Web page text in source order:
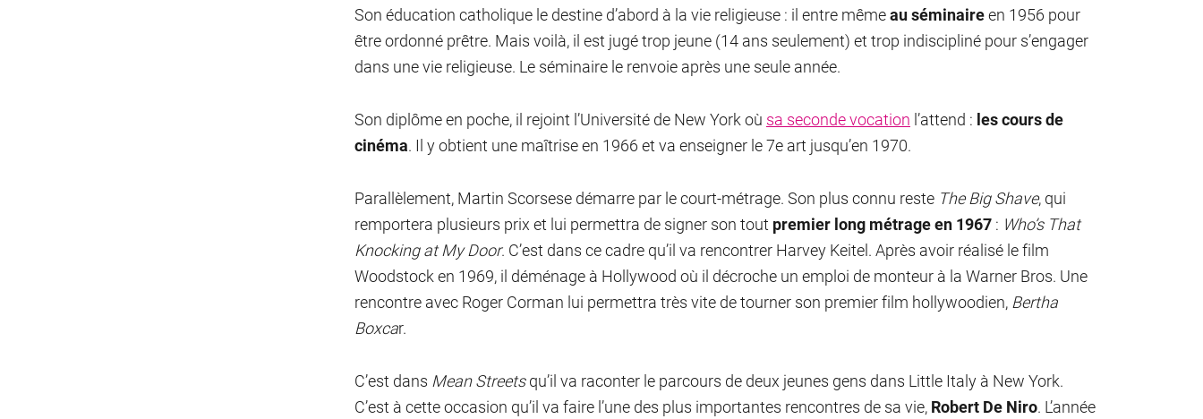
Son éducation catholique le destine d’abord à la vie religieuse : il entre mêmeau séminaireen 1956 pour
être ordonné prêtre. Mais voilà, il est jugé trop jeune (14 ans seulement) et trop indiscipliné pour s’engager
dans une vie religieuse. Le séminaire le renvoie après une seule année.
Son diplôme en poche, il rejoint l’Université de New York où sa seconde vocation l’attend : les cours de
cinéma. Il y obtient une maîtrise en 1966 et va enseigner le 7e art jusqu’en 1970.
Parallèlement, Martin Scorsese démarre par le court-métrage. Son plus connu reste The Big Shave, qui
remportera plusieurs prix et lui permettra de signer son tout premier long métrage en 1967 : Who’s That
Knocking at My Door. C’est dans ce cadre qu’il va rencontrer Harvey Keitel. Après avoir réalisé le film
Woodstock en 1969, il déménage à Hollywood où il décroche un emploi de monteur à la Warner Bros. Une
rencontre avec Roger Corman lui permettra très vite de tourner son premier film hollywoodien, Bertha
Boxcar.
C’est dans Mean Streetsqu’il va raconter le parcours de deux jeunes gens dans Little Italy à New York.
C’est à cette occasion qu’il va faire l’une des plus importantes rencontres de sa vie, Robert De Niro. L’année